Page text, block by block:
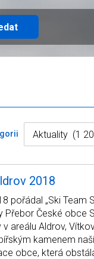
2018
pořádal „Ski Team
Přebor České obce
areálu Aldrov,
kamenem
obce, která